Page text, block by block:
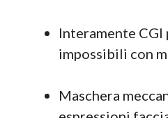
Interamente
impossibili con
Maschera